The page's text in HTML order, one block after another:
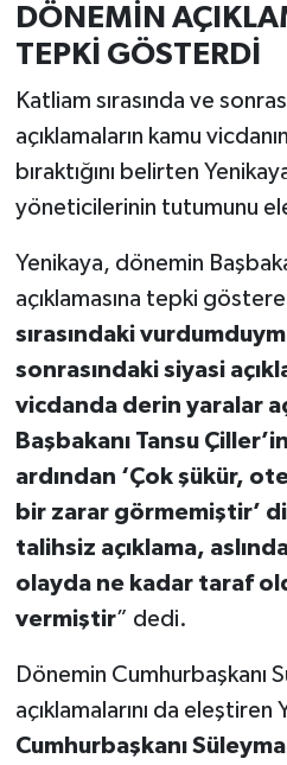
DÖNEMİN
TEPKİ GÖSTERDİ
Katliam sırasında ve
açıklamaların kamu
bıraktığını belirten
yöneticilerinin tutumunu
Yenikaya, dönemin
açıklamasına tepki
sırasındaki
sonrasındaki siyasi
vicdanda derin yaralar
Başbakanı Tansu
ardından ‘Çok şükür,
bir zarar görmemiştir’
talihsiz açıklama,
olayda ne kadar taraf
vermiştir” dedi.
Dönemin Cumhurbaşkanı
açıklamalarını da eleştiren
Cumhurbaşkanı